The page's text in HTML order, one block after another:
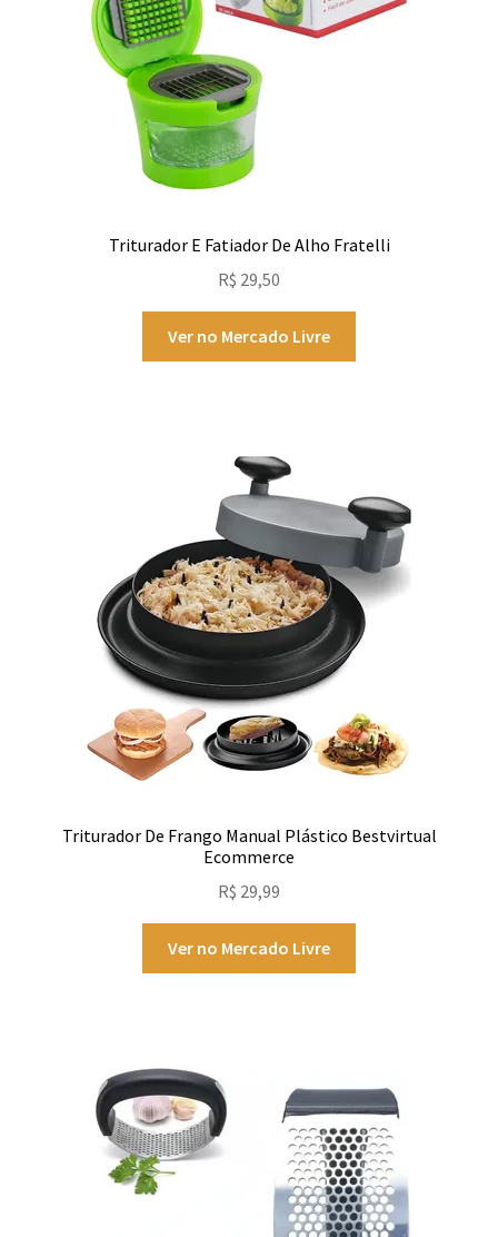
Triturador E Fatiador De Alho Fratelli
R$ 29,50
Ver no Mercado Livre
Triturador De Frango Manual Plástico Bestvirtual
Ecommerce
R$ 29,99
Ver no Mercado Livre